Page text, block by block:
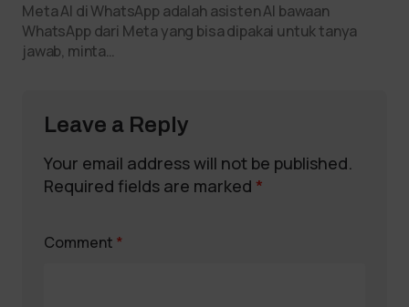
Meta AI di WhatsApp adalah asisten AI bawaan
WhatsApp dari Meta yang bisa dipakai untuk tanya
jawab, minta…
Leave a Reply
Your email address will not be published.
Required fields are marked *
Comment *